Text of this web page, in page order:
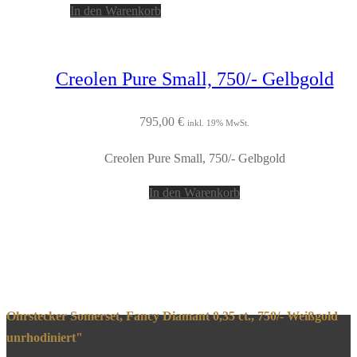
In den Warenkorb
Creolen Pure Small, 750/- Gelbgold
795,00 € inkl. 19% MwSt.
Creolen Pure Small, 750/- Gelbgold
In den Warenkorb
Ohrstecker Somerset, Fancy Diamant 0,35 ct., 750/- Weißgold
unrhodiniert"